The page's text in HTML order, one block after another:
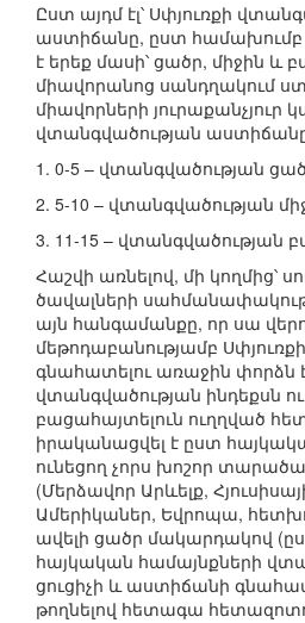
Ըստ այդմ էլ՝ Սփյուռքի
աստիճանը, ըստ համախումբ
է երեք մասի՝ ցածր, միջին և
միավորանոց սանդղակում
միավորների յուրաքանչյուր
վտանգվածության
1. 0-5 – վտանգվածության
2. 5-10 – վտանգվածության
3. 11-15 – վտանգվածության
Հաշվի առնելով, մի կողմից՝
ծավալների
այն հանգամանքը, որ սա
մեթոդաբանությամբ
գնահատելու առաջին փորձն
վտանգվածության ինդեքսն
բացահայտելուն ուղղված
իրականացվել է ըստ
ունեցող չորս խոշոր
(Մերձավոր Արևելք,
Ամերիկաներ, Եվրոպա,
ավելի ցածր մակարդակով
հայկական համայնքների
ցուցիչի և աստիճանի
թողնելով հետագա